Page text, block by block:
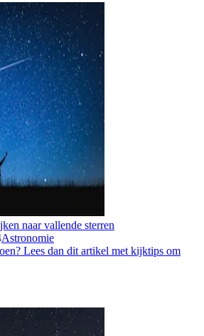
naar vallende sterren
Astronomie
Lees dan dit artikel met kijktips om